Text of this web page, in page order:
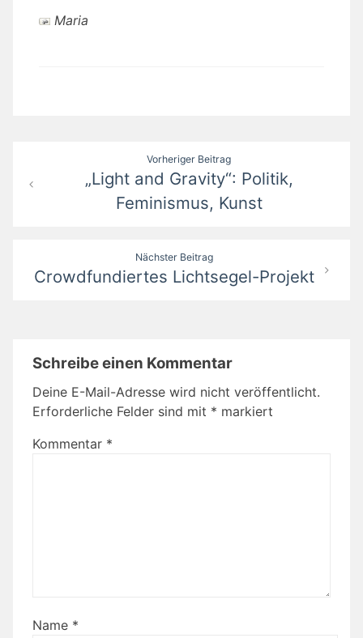
Maria
Beitragsnavigation
Vorheriger Beitrag
„Light and Gravity“: Politik,
Feminismus, Kunst
Nächster Beitrag
Crowdfundiertes Lichtsegel-Projekt
Schreibe einen Kommentar
Deine E-Mail-Adresse wird nicht veröffentlicht.
Erforderliche Felder sind mit * markiert
Kommentar *
Name *